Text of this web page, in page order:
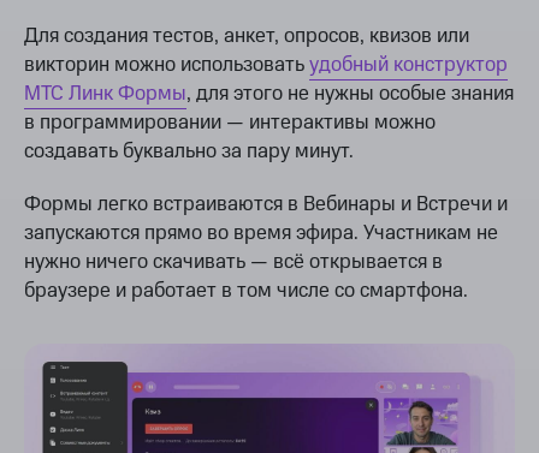
Для создания тестов, анкет, опросов, квизов или
викторин можно использоватьудобный конструктор
МТС Линк Формы, для этого не нужны особые знания
в программировании — интерактивы можно
создавать буквально за пару минут.
Формы легко встраиваются в Вебинары и Встречи и
запускаются прямо во время эфира. Участникам не
нужно ничего скачивать — всё открывается в
браузере и работает в том числе со смартфона.